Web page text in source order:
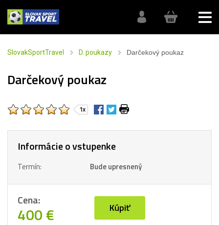
SlovakSportTravel D. poukazy Darčekový poukaz
Darčekový poukaz
1x
Informácie o vstupenke
Termín: Bude upresnený
Cena:
400 € Kúpiť